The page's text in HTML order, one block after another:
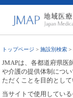
トップページ >施設別検索 >
JMAPは、各都道府県医
や介護の提供体制につ
ただくことを目的として
当サイトで使用してい